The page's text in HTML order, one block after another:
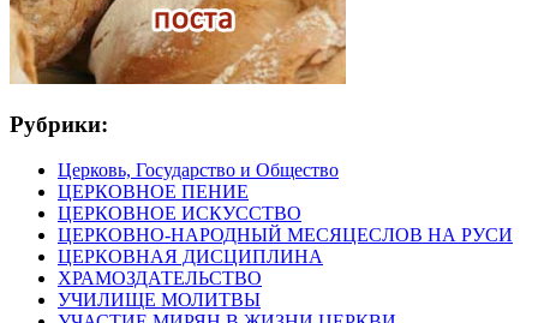
Рубрики:
Церковь, Государство и Общество
ЦЕРКОВНОЕ ПЕНИЕ
ЦЕРКОВНОЕ ИСКУССТВО
ЦЕРКОВНО-НАРОДНЫЙ МЕСЯЦЕСЛОВ НА РУСИ
ЦЕРКОВНАЯ ДИСЦИПЛИНА
ХРАМОЗДАТЕЛЬСТВО
УЧИЛИЩЕ МОЛИТВЫ